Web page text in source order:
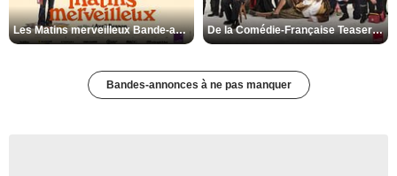
Les Matins merveilleux Bande-annonce VF De la Comédie-Française Teaser VF
Bandes-annonces à ne pas manquer